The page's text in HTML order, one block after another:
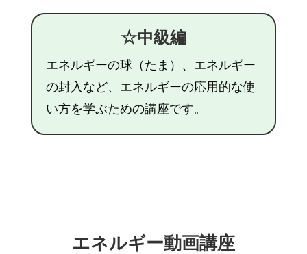
☆中級編
エネルギーの球（たま）、エネルギー
の封入など、エネルギーの応用的な使
い方を学ぶための講座です。
エネルギー動画講座